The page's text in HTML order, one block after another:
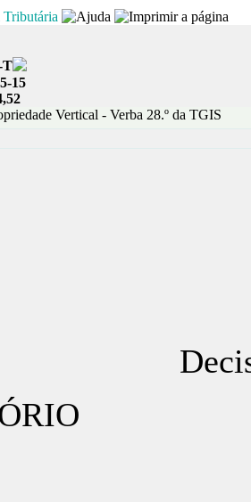
T
15
Vertical - Verba 28.º da TGIS